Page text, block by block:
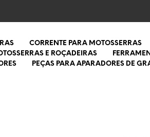
CORRENTE PARA MOTOSSERRAS
E ROÇADEIRAS
PEÇAS PARA APARADORES DE